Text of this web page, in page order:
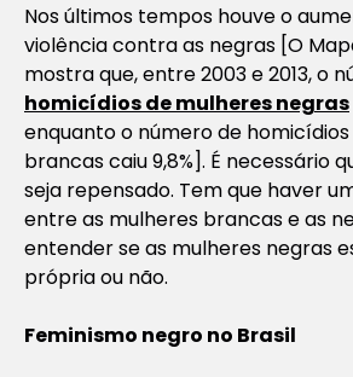
Nos últimos tempos houve o
violência contra as negras [O
mostra que, entre 2003 e 2013, o
homicídios de mulheres negras
enquanto o número de
brancas caiu 9,8%]. É necessário
seja repensado. Tem que haver
entre as mulheres brancas e as
entender se as mulheres negras
própria ou não.
Feminismo negro no Brasil